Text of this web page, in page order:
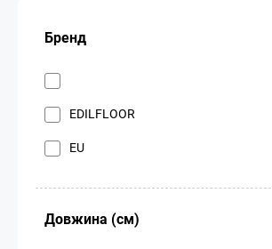
Бренд
EDILFLOOR
EU
Довжина (см)